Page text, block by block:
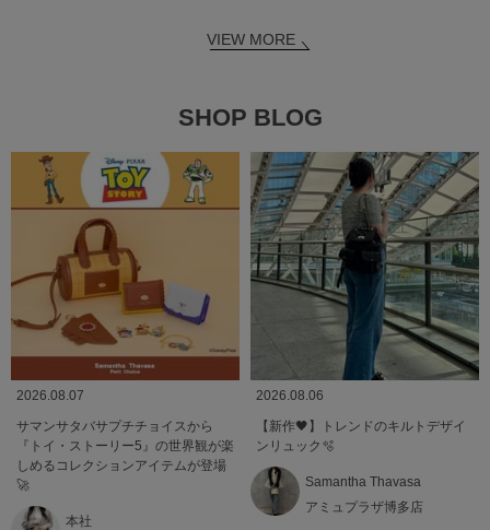
VIEW MORE
SHOP BLOG
2026.08.07
サマンサタバサプチチョイスから
『トイ・ストーリー5』の世界観が楽
しめるコレクションアイテムが登場
🚀
本社
2026.08.06
【新作🖤】トレンドのキルトデザイ
ンリュック🫧
Samantha Thavasa
アミュプラザ博多店